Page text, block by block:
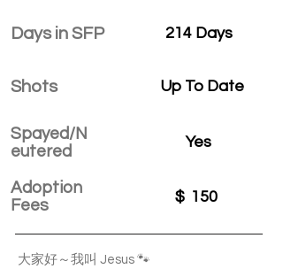
Days in SFP
Shots
Spayed/N
eutered
Adoption
Fees
214 Days
Up To Date
Yes
$ 150
大家好～我叫 Jesus 🐾